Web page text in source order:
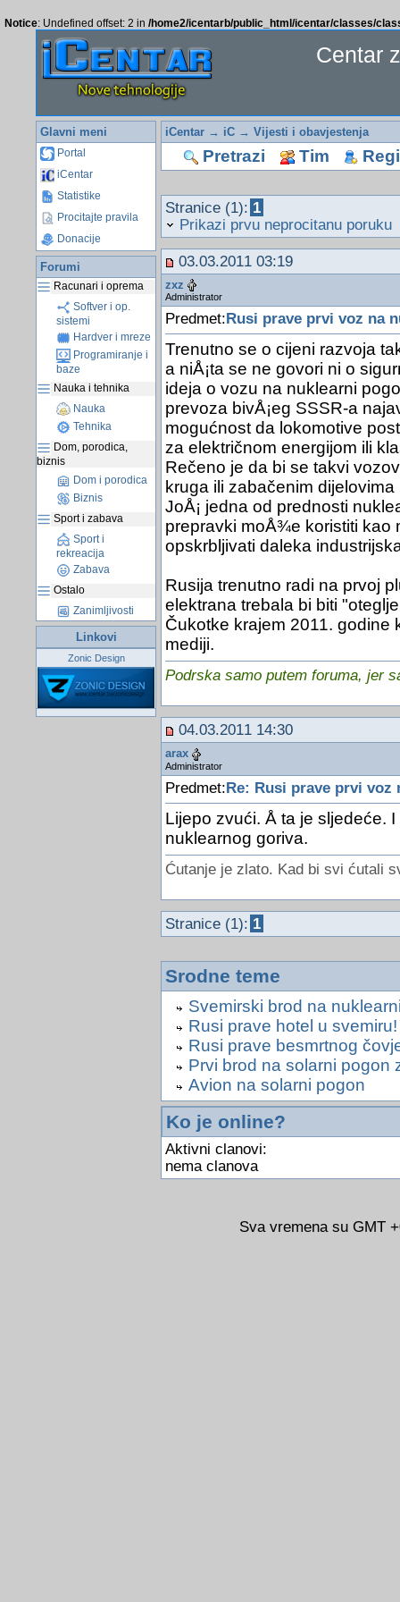
Notice: Undefined offset: 2 in /home2/icentarb/public_html/icentar/classes/
Centar
Glavni meni
Portal
iCentar
Statistike
Procitajte pravila
Donacije
Forumi
Racunari i oprema
Softver i op.
sistemi
Hardver i mreze
Programiranje i
baze
Nauka i tehnika
Nauka
Tehnika
Dom, porodica,
biznis
Dom i porodica
Biznis
Sport i zabava
Sport i
rekreacija
Zabava
Ostalo
Zanimljivosti
Linkovi
Zonic Design
iCentar→ iC→ Vijesti i obavjestenja
Pretrazi Tim
Stranice (1): 1
Prikazi prvu neprocitanu poruku
03.03.2011 03:19
zxz
Administrator
Predmet: Rusi prave prvi voz na
Trenutno se o cijeni razvoja
a niÅ¡ta se ne govori ni o
ideja o vozu na nuklearni
prevoza bivÅ¡eg SSSR-a
mogućnost da lokomotive
za električnom energijom ili
Rečeno je da bi se takvi
kruga ili zabačenim dijelovima
JoÅ¡ jedna od prednosti
prepravki moÅ¾e koristiti kao
opskrbljivati daleka
Rusija trenutno radi na prvoj
elektrana trebala bi biti
Čukotke krajem 2011. godine
mediji.
Podrska samo putem foruma, jer
04.03.2011 14:30
arax
Administrator
Predmet:Re: Rusi prave prvi voz
Lijepo zvući. Å ta je sljedeće.
nuklearnog goriva.
Ćutanje je zlato. Kad bi svi ćutali
Stranice (1): 1
Srodne teme
Svemirski brod na
Rusi prave hotel u svemiru!
Rusi prave besmrtnog
Prvi brod na solarni pogon
Avion na solarni pogon
Ko je online?
Aktivni clanovi:
nema clanova
Sva vremena su GMT